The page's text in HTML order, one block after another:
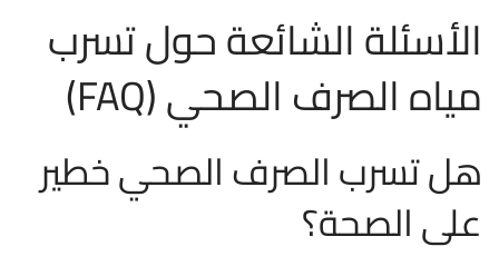
الأسئلة الشائعة حول تسرب
مياه الصرف الصحي (FAQ)
هل تسرب الصرف الصحي خطير
على الصحة؟